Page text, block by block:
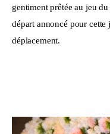
gentiment prêtée au jeu
départ annoncé pour cette
déplacement.